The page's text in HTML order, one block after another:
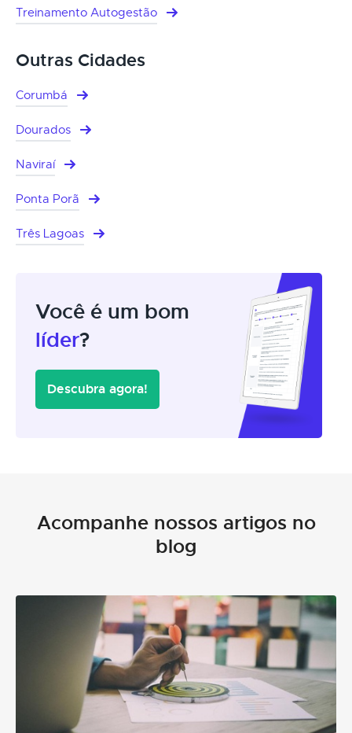
Treinamento Autogestão
Outras Cidades
Corumbá
Dourados
Naviraí
Ponta Porã
Três Lagoas
Você é um bom
líder?
Descubra agora!
Acompanhe nossos artigos no
blog